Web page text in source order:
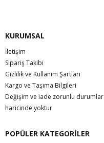
KURUMSAL
İletişim
Sipariş Takibi
Gizlilik ve Kullanım Şartları
Kargo ve Taşıma Bilgileri
Değişim ve iade zorunlu durumlar
haricinde yoktur
POPÜLER KATEGORİLER